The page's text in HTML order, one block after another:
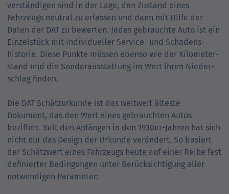
verständigen sind in der Lage, den Zustand eines
Fahrzeugs neutral zu erfassen und dann mit Hilfe der
Daten der DAT zu bewerten. Jedes gebrauchte Auto ist ein
Einzel­stück mit individueller Service- und Schadens­
historie. Diese Punkte müssen ebenso wie der Kilometer­
stand und die Sonder­ausstattung im Wert ihren Nieder­
schlag finden.
Die DAT Schätzurkunde ist das welt­weit älteste
Dokument, das den Wert eines gebrauchten Autos
beziffert. Seit den Anfängen in den 1930er-Jahren hat sich
nicht nur das Design der Urkunde verändert. So basiert
der Schätz­wert eines Fahrzeugs heute auf einer Reihe fest
definierter Bedingungen unter Berück­sichtigung aller
notwendigen Parameter: